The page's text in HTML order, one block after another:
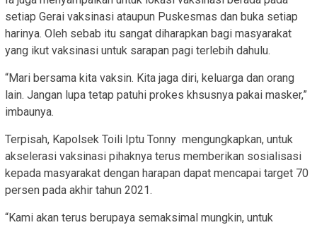
setiap Gerai vaksinasi ataupun Puskesmas dan buka setiap
harinya. Oleh sebab itu sangat diharapkan bagi masyarakat
yang ikut vaksinasi untuk sarapan pagi terlebih dahulu.
“Mari bersama kita vaksin. Kita jaga diri, keluarga dan orang
lain. Jangan lupa tetap patuhi prokes khsusnya pakai masker,”
imbaunya.
Terpisah, Kapolsek Toili Iptu Tonny mengungkapkan, untuk
akselerasi vaksinasi pihaknya terus memberikan sosialisasi
kepada masyarakat dengan harapan dapat mencapai target 70
persen pada akhir tahun 2021.
“Kami akan terus berupaya semaksimal mungkin, untuk